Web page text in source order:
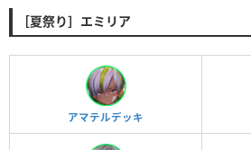
［夏祭り］エミリア
アマテルデッキ